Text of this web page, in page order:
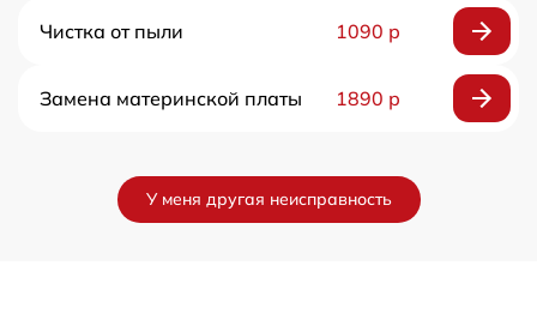
Чистка от пыли 1090 р
Замена материнской платы 1890 р
У меня другая неисправность